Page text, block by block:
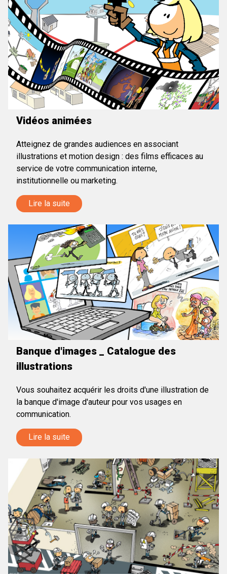
Vidéos animées
Atteignez de grandes audiences en associant
illustrations et motion design : des films efficaces au
service de votre communication interne,
institutionnelle ou marketing.
Lire la suite
Banque d'images _ Catalogue des
illustrations
Vous souhaitez acquérir les droits d'une illustration de
la banque d'image d'auteur pour vos usages en
communication.
Lire la suite